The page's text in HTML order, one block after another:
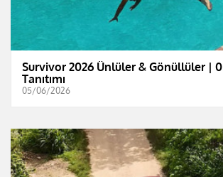
Survivor 2026 Ünlüler & Gönüllüler |
Tanıtımı
05/06/2026